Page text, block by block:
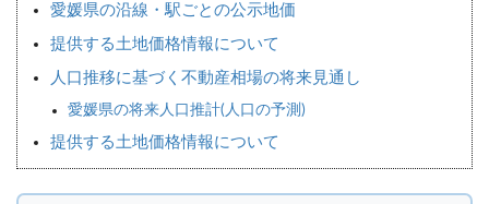
愛媛県の沿線・駅ごとの公示地価
提供する土地価格情報について
人口推移に基づく不動産相場の将来見通し
愛媛県の将来人口推計(人口の予測)
提供する土地価格情報について